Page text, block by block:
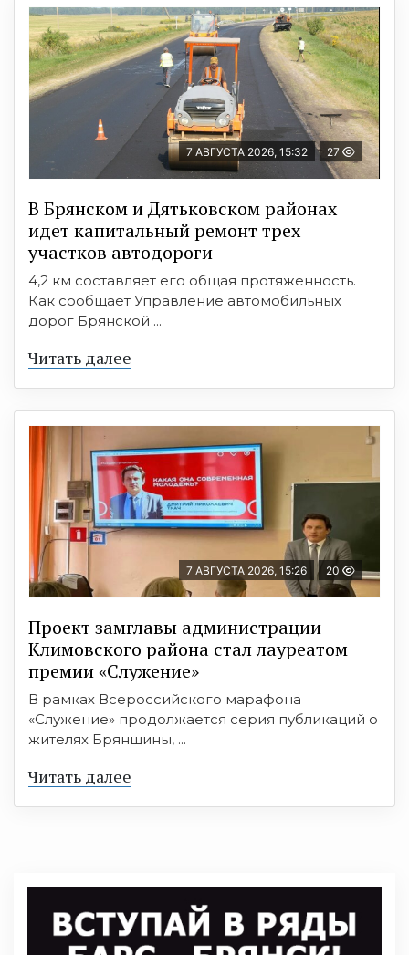
7 АВГУСТА 2026, 15:32 27
В Брянском и Дятьковском районах
идет капитальный ремонт трех
участков автодороги
4,2 км составляет его общая протяженность.
Как сообщает Управление автомобильных
дорог Брянской ...
Читать далее
7 АВГУСТА 2026, 15:26 20
Проект замглавы администрации
Климовского района стал лауреатом
премии «Служение»
В рамках Всероссийского марафона
«Служение» продолжается серия публикаций о
жителях Брянщины, ...
Читать далее